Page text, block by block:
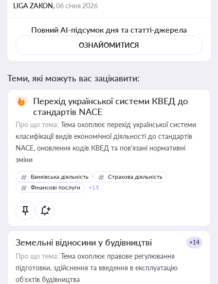
LIGA ZAKON,06 січня 2026
Повний AI-підсумок дня та статті-джерела
ОЗНАЙОМИТИСЯ
Теми, які можуть вас зацікавити:
Перехід української системи КВЕД до
стандартів NACE
Про що тема: Тема охоплює перехід української системи
класифікації видів економічної діяльності до стандартів
NACE, оновлення кодів КВЕД та пов'язані нормативні
зміни
Банківська діяльність
Страхова діяльність
Фінансові послуги
+13
Земельні відносини у будівництві +14
Про що тема: Тема охоплює правове регулювання
підготовки, здійснення та введення в експлуатацію
об’єктів будівництва